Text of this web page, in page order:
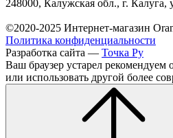
248000, Калужская обл., г. Калуга,
©2020-2025 Интернет-магазин
Политика конфиденциальности
Разработка сайта — Точка Ру
Ваш браузер устарел рекомендуем
или использовать другой более